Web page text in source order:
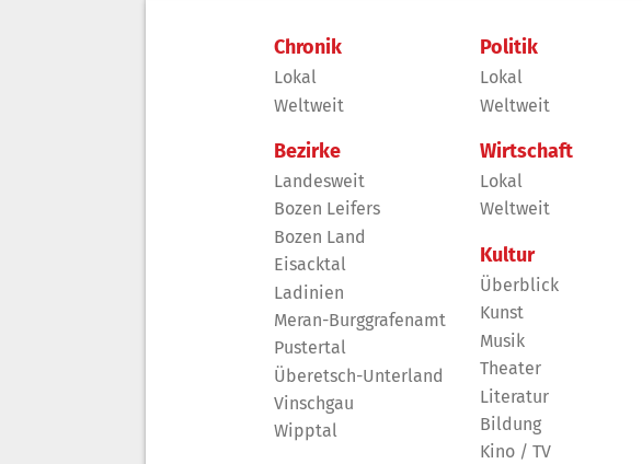
Chronik
Lokal
Weltweit
Bezirke
Landesweit
Bozen Leifers
Bozen Land
Eisacktal
Ladinien
Meran-Burggrafenamt
Pustertal
Überetsch-Unterland
Vinschgau
Wipptal
Politik
Lokal
Weltweit
Wirtschaft
Lokal
Weltweit
Kultur
Überblick
Kunst
Musik
Theater
Literatur
Bildung
Kino / TV